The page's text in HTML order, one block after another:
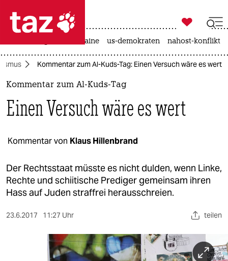
 taz zahl ich
taz zahl ich
politik
öko
gesellschaft
kultur

taz zahl ich
krieg in der ukraine us-demokraten nahost-konflikt
Kommentar zum Al-Kuds-Tag: Einen Versuch wäre es wert
Kommentar zum Al-Kuds-Tag
Einen Versuch wäre es wert
Kommentar von Klaus Hillenbrand
Der Rechtsstaat müsste es nicht dulden, wenn Linke,
Rechte und schiitische Prediger gemeinsam ihren
Hass auf Juden straffrei herausschreien.
23.6.2017 11:27 Uhr teilen